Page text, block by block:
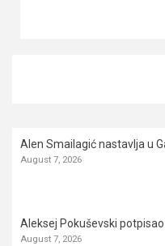
Alen Smailagić nastavlja u
August 7, 2026
Aleksej Pokuševski
August 7, 2026